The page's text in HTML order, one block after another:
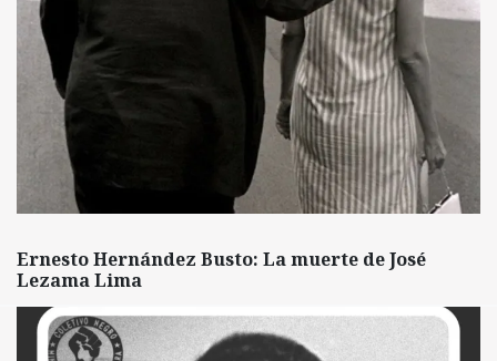
Ernesto Hernández Busto: La muerte de José
Lezama Lima